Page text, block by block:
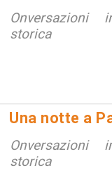
Onversazioni
storica
Una notte a
Onversazioni
storica